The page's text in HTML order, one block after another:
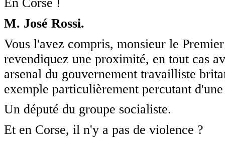
En Corse !
M. José Rossi.
Vous l'avez compris, monsieur le
revendiquez une proximité, en tout cas
arsenal du gouvernement travailliste
exemple particulièrement percutant
Un député du groupe socialiste.
Et en Corse, il n'y a pas de violence ?